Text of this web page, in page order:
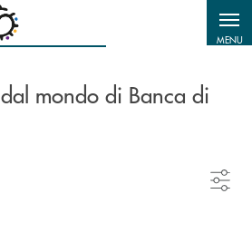
MENU
dal mondo di Banca di